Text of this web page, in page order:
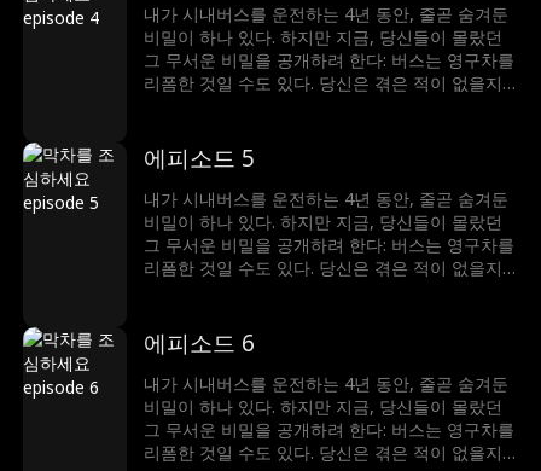
내가 시내버스를 운전하는 4년 동안, 줄곧 숨겨둔
비밀이 하나 있다. 하지만 지금, 당신들이 몰랐던
그 무서운 비밀을 공개하려 한다: 버스는 영구차를
리폼한 것일 수도 있다. 당신은 겪은 적이 없을지
에피소드 5
내가 시내버스를 운전하는 4년 동안, 줄곧 숨겨둔
비밀이 하나 있다. 하지만 지금, 당신들이 몰랐던
그 무서운 비밀을 공개하려 한다: 버스는 영구차를
리폼한 것일 수도 있다. 당신은 겪은 적이 없을지
에피소드 6
내가 시내버스를 운전하는 4년 동안, 줄곧 숨겨둔
비밀이 하나 있다. 하지만 지금, 당신들이 몰랐던
그 무서운 비밀을 공개하려 한다: 버스는 영구차를
리폼한 것일 수도 있다. 당신은 겪은 적이 없을지